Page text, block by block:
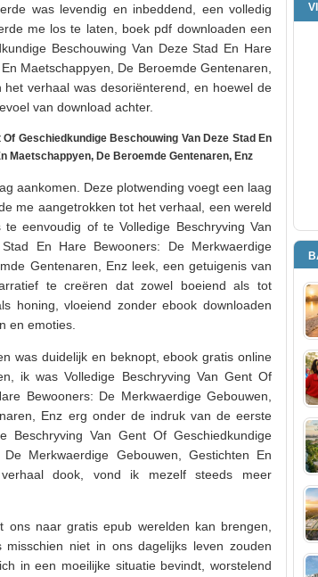
was levendig en inbeddend, een volledig
me los te laten, boek pdf downloaden een
Beschouwing Van Deze Stad En Hare
Maetschappyen, De Beroemde Gentenaren,
verhaal was desoriënterend, en hoewel de
van download achter.
Geschiedkundige Beschouwing Van Deze Stad En
Maetschappyen, De Beroemde Gentenaren, Enz
aankomen. Deze plotwending voegt een laag
me aangetrokken tot het verhaal, een wereld
eenvoudig of te Volledige Beschryving Van
En Hare Bewooners: De Merkwaerdige
Gentenaren, Enz leek, een getuigenis van
te creëren dat zowel boeiend als tot
honing, vloeiend zonder ebook downloaden
en emoties.
was duidelijk en beknopt, ebook gratis online
ik was Volledige Beschryving Van Gent Of
Bewooners: De Merkwaerdige Gebouwen,
Enz erg onder de indruk van de eerste
Beschryving Van Gent Of Geschiedkundige
Merkwaerdige Gebouwen, Gestichten En
dook, vond ik mezelf steeds meer
naar gratis epub werelden kan brengen,
niet in ons dagelijks leven zouden
in een moeilijke situatie bevindt, worstelend